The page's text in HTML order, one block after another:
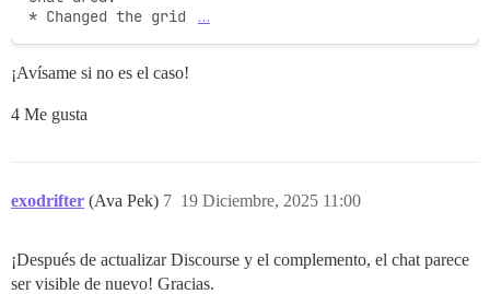
* Changed the grid
…
¡Avísame si no es el caso!
4 Me gusta
exodrifter (Ava Pek) 19 Diciembre, 2025 11:00
7
¡Después de actualizar Discourse y el complemento, el chat parece
ser visible de nuevo! Gracias.